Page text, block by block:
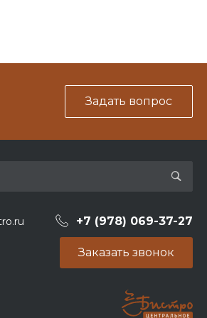
Задать вопрос
+7 (978) 069-37-27
Заказать звонок